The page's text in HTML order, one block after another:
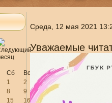
Сб
Вс
1
2
8
9
15
16
Среда, 12 мая 2021
Уважаемые